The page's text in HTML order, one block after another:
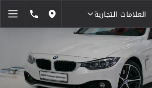
العلامات التجارية
العلامات التجارية
مواقعنا